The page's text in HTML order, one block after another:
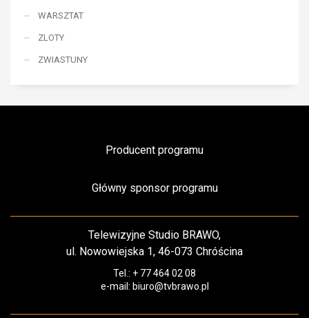
WARSZTAT
ZLOTY
ZWIASTUNY
Producent programu
Główny sponsor programu
Telewizyjne Studio BRAWO,
ul. Nowowiejska 1, 46-073 Chróścina
Tel.: + 77 464 02 08
e-mail: biuro@tvbrawo.pl